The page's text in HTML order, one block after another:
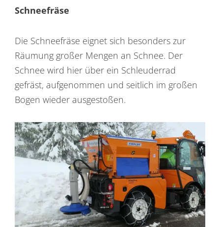
Schneefräse
Die Schneefräse eignet sich besonders zur
Räumung großer Mengen an Schnee. Der
Schnee wird hier über ein Schleuderrad
gefräst, aufgenommen und seitlich im großen
Bogen wieder ausgestoßen.